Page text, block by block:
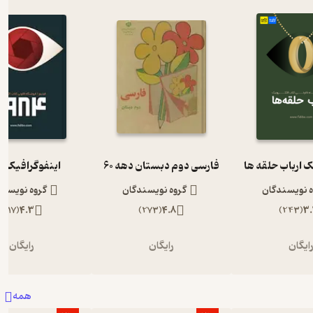
ارباب حلقه ها
نویسندگان
(
243
)
رایگان
فارسی دوم دبستان دهه 60
گروه نویسندگان
4.8
(
273
)
رایگان
اینفوگرافیک 1984
گروه
4.3
(
117
رایگان
همه